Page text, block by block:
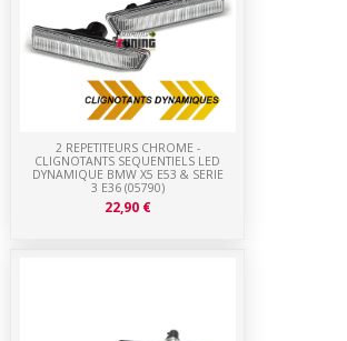
2 REPETITEURS CHROME -
CLIGNOTANTS SEQUENTIELS LED
DYNAMIQUE BMW X5 E53 & SERIE
3 E36 (05790)
22,90 €